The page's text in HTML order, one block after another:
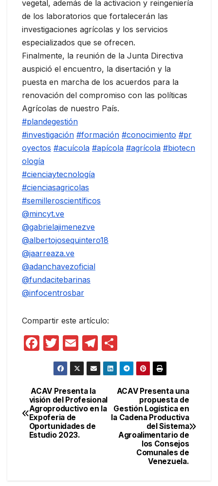
vegetal, además de la activacion y reingeniería
de los laboratorios que fortalecerán las
investigaciones agrícolas y los servicios
especializados que se ofrecen.
Finalmente, la reunión de la Junta Directiva
auspició el encuentro, la disertación y la
puesta en marcha de los acuerdos para la
renovación del compromiso con las políticas
Agrícolas de nuestro País.
#plandegestión
#investigación #formación #conocimiento #pr
oyectos #acuícola #apícola #agrícola #biotecn
ología
#cienciaytecnología
#cienciasagricolas
#semilleroscientíficos
@mincyt.ve
@gabrielajimenezve
@albertojosequintero18
@jaarreaza.ve
@adanchavezoficial
@fundacitebarinas
@infocentrosbar
Compartir este artículo:
F
e
b
o
o
T
w
itt
er
E
m
ail
T
el
e
a
o
m
p
ar
tir
Navegación
de
entradas
ACAV Presenta una
propuesta de
Gestión Logística en
la Cadena Productiva
del Sistema
Agroalimentario de
los Consejos
Comunales de
Venezuela.
ACAV Presenta la
visión del Profesional
Agroproductivo en la
Expoferia de
Oportunidades de
Estudio 2023.